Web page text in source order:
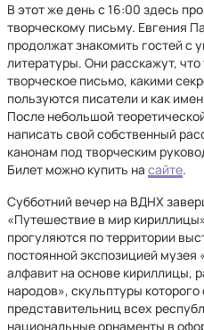
В этот же день с 16:00 здесь
творческому письму. Евгения
продолжат знакомить гостей с
литературы. Они расскажут,
творческое письмо, какими
пользуются писатели и как
После небольшой
написать свой собственный
канонам под творческим
Билет можно купить на сайте.
Субботний вечер на ВДНХ
«Путешествие в мир
прогуляются по территории
постоянной экспозицией
алфавит на основе кириллицы,
народов», скульптуры
представительниц всех
национальные орнаменты в